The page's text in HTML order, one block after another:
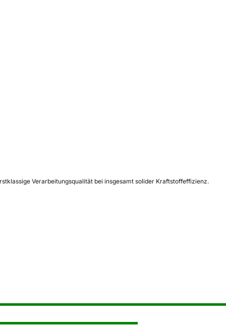
Verarbeitungsqualität bei insgesamt solider Kraftstoffeffizienz.